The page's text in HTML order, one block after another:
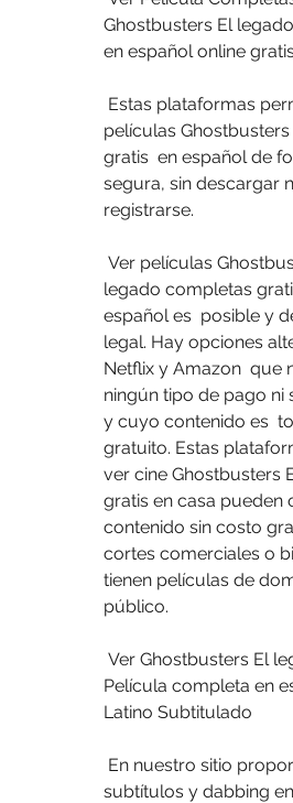
Ghostbusters El
en español online gratis
películas
gratis  en español de
segura, sin descargar
registrarse.
legado completas
español es  posible y
legal. Hay opciones
Netflix y Amazon  que
ningún tipo de pago ni
y cuyo contenido es
gratuito. Estas
ver cine Ghostbusters
gratis en casa pueden
contenido sin costo
cortes comerciales o
tienen películas de
público.
Película completa en
Latino Subtitulado
subtítulos y dabbing